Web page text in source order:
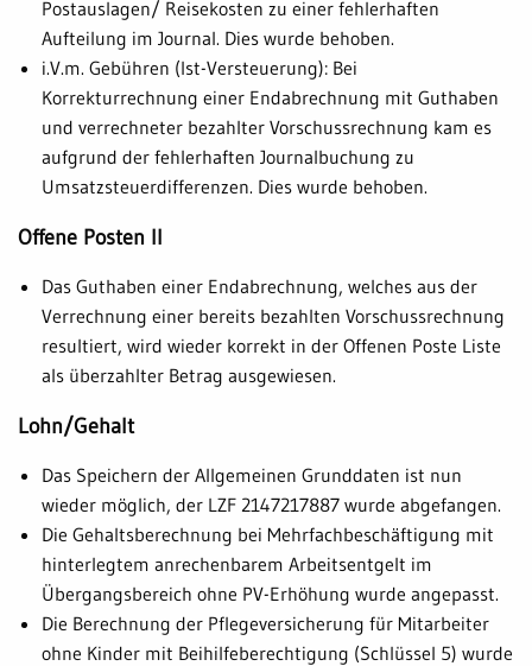
Postauslagen/ Reisekosten zu einer fehlerhaften
Aufteilung im Journal. Dies wurde behoben.
i.V.m. Gebühren (Ist-Versteuerung): Bei
Korrekturrechnung einer Endabrechnung mit Guthaben
und verrechneter bezahlter Vorschussrechnung kam es
aufgrund der fehlerhaften Journalbuchung zu
Umsatzsteuerdifferenzen. Dies wurde behoben.
Offene Posten II
Das Guthaben einer Endabrechnung, welches aus der
Verrechnung einer bereits bezahlten Vorschussrechnung
resultiert, wird wieder korrekt in der Offenen Poste Liste
als überzahlter Betrag ausgewiesen.
Lohn/Gehalt
Das Speichern der Allgemeinen Grunddaten ist nun
wieder möglich, der LZF 2147217887 wurde abgefangen.
Die Gehaltsberechnung bei Mehrfachbeschäftigung mit
hinterlegtem anrechenbarem Arbeitsentgelt im
Übergangsbereich ohne PV-Erhöhung wurde angepasst.
Die Berechnung der Pflegeversicherung für Mitarbeiter
ohne Kinder mit Beihilfeberechtigung (Schlüssel 5) wurde